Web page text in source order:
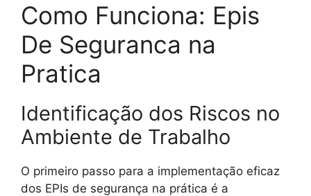
Como Funciona: Epis
De Seguranca na
Pratica
Identificação dos Riscos no
Ambiente de Trabalho
O primeiro passo para a implementação eficaz
dos EPIs de segurança na prática é a